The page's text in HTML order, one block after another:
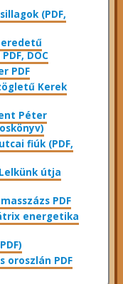
(PDF,
eredetű
DOC
PDF
Kerek
Péter
fiúk (PDF,
útja
PDF
energetika
oroszlán PDF